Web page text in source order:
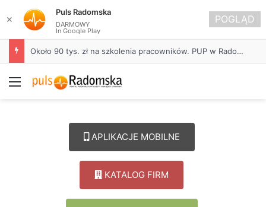
Około 90 tys. zł na szkolenia pracowników. PUP w Radomsku ogłasza nabór wniosków
Menu
APLIKACJE MOBILNE
KATALOG FIRM
✕
Puls Radomska
DARMOWY
In Google Play
POGLĄD